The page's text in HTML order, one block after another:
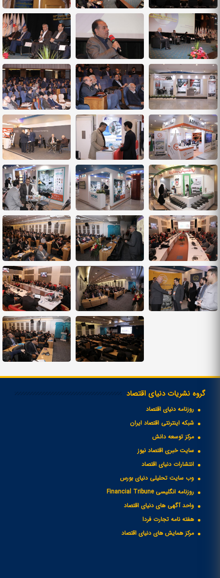
گروه نشریات دنیای اقتصاد
روزنامه دنیای اقتصاد
شبکه اینترنتی اقتصاد ایران
مرکز توسعه دانش
سایت خبری اقتصاد نیوز
انتشارات دنیای اقتصاد
وب سایت تحلیلی دنیای بورس
روزنامه انگلیسی Financial Tribune
واحد آگهی های دنیای اقتصاد
هفته نامه تجارت فردا
مرکز همایش های دنیای اقتصاد